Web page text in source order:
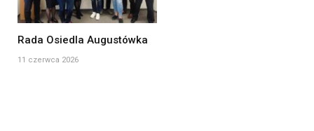
Rada Osiedla Augustówka
11 czerwca 2026